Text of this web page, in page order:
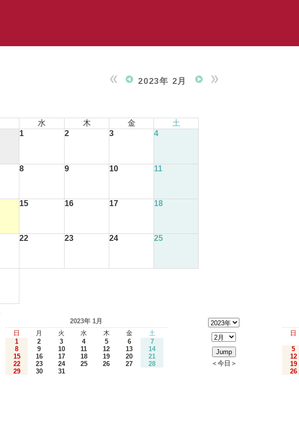
2023年 2月
水 木 金
土
1
2 3 4
8 9 10 11
15 16 17 18
22 23 24 25
2023年 1月
日
月 火 水 木 金
土
1
2 3 4 5 6
7
8
9 10 11 12 13
14
15
16 17 18 19 20
21
22
23 24 25 26 27
28
29
30 31
＜今日＞
日
5
12
19
26